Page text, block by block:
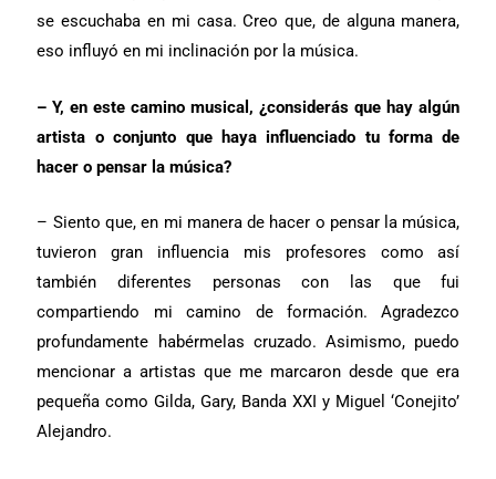
se escuchaba en mi casa. Creo que, de alguna manera,
eso influyó en mi inclinación por la música.
– Y, en este camino musical, ¿considerás que hay algún
artista o conjunto que haya influenciado tu forma de
hacer o pensar la música?
– Siento que, en mi manera de hacer o pensar la música,
tuvieron gran influencia mis profesores como así
también diferentes personas con las que fui
compartiendo mi camino de formación. Agradezco
profundamente habérmelas cruzado. Asimismo, puedo
mencionar a artistas que me marcaron desde que era
pequeña como Gilda, Gary, Banda XXI y Miguel ‘Conejito’
Alejandro.